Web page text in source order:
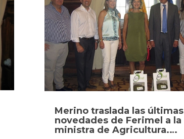
Merino traslada las últimas
novedades de Ferimel a la
ministra de Agricultura.